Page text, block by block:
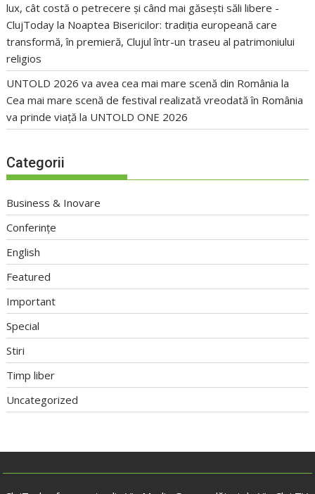
lux, cât costă o petrecere și când mai găsești săli libere -
ClujToday la Noaptea Bisericilor: tradiția europeană care
transformă, în premieră, Clujul într-un traseu al patrimoniului
religios
UNTOLD 2026 va avea cea mai mare scenă din România la
Cea mai mare scenă de festival realizată vreodată în România
va prinde viață la UNTOLD ONE 2026
Categorii
Business & Inovare
Conferințe
English
Featured
Important
Special
Stiri
Timp liber
Uncategorized